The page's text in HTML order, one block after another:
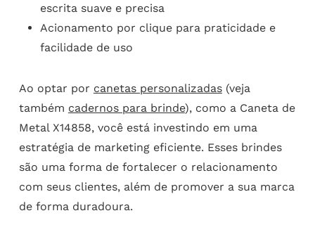
escrita suave e precisa
Acionamento por clique para praticidade e
facilidade de uso
Ao optar por canetas personalizadas(veja
também cadernos para brinde), como a Caneta de
Metal X14858, você está investindo em uma
estratégia de marketing eficiente. Esses brindes
são uma forma de fortalecer o relacionamento
com seus clientes, além de promover a sua marca
de forma duradoura.